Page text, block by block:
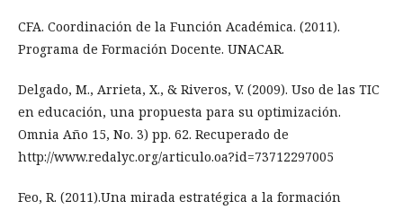
CFA. Coordinación de la Función Académica. (2011).
Programa de Formación Docente. UNACAR.
Delgado, M., Arrieta, X., & Riveros, V. (2009). Uso de las TIC
en educación, una propuesta para su optimización.
Omnia Año 15, No. 3) pp. 62. Recuperado de
http://www.redalyc.org/articulo.oa?id=73712297005
Feo, R. (2011).Una mirada estratégica a la formación